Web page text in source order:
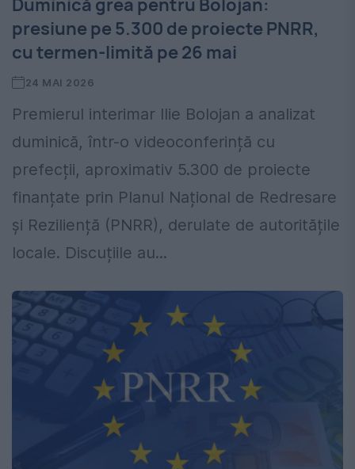
Duminică grea pentru Bolojan:
presiune pe 5.300 de proiecte PNRR,
cu termen-limită pe 26 mai
24 MAI 2026
Premierul interimar Ilie Bolojan a analizat
duminică, într-o videoconferință cu
prefecții, aproximativ 5.300 de proiecte
finanțate prin Planul Național de Redresare
și Reziliență (PNRR), derulate de autoritățile
locale. Discuțiile au...